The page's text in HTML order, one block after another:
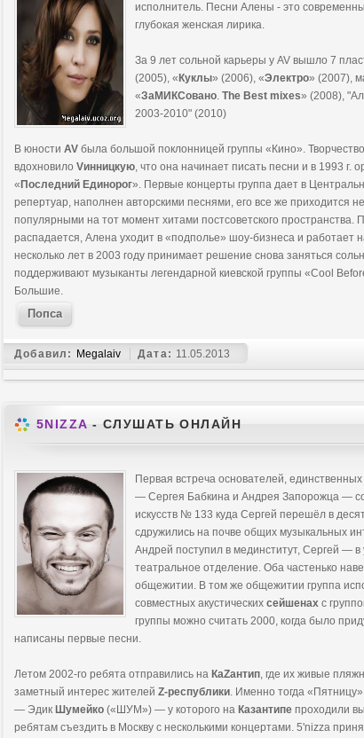
исполнитель. Песни Алены - это
глубокая женская лирика.
За 9 лет сольной карьеры у AV вышло 7
(2005), « Куклы» (2006), «Электро» (2007),
«ЗаМИКСовано. The Best mixes» (2008),
2003-2010" (2010)
В юности AV была большой поклонницей группы «Кино».
вдохновило Vинницкую, что она начинает писать песни и в 1993 г.
« Последний Единорог». Первые концерты группа дает в
репертуар, наполнен авторскими песнями, его все же приходится
популярными на тот момент хитами постсоветского пространства.
распадается, Алена уходит в «подполье» шоу-бизнеса и работает
несколько лет в 2003 году принимает решение снова заняться
поддерживают музыканты легендарной киевской группы «Cool
Большие.
Попса
Добавил: Megalaiv Дата: 11.05.2013
5NIZZA - СЛУШАТЬ ОНЛАЙН
Первая встреча основателей,
— Сергея Бабкина и Андрея Запорожца —
искусств № 133 куда Сергей перешёл в
сдружились на почве общих музыкальных
Андрей поступил в мединститут, Сергей — в
театральное отделение. Оба частенько
общежитии. В том же общежитии группа
совместных акустических сейшенах с
группы можно считать 2000, когда было
написаны первые песни.
Летом 2002-го ребята отправились на КаZантип, где их живые
заметный интерес жителей Z-республики. Именно тогда
— Эдик Шумейко («ШУМ») — у которого на Казантипе проходили
ребятам съездить в Москву с несколькими концертами. 5'nizza